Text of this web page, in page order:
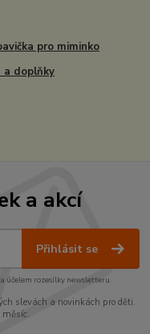
pro miminko
a doplňky
a akcí
Přihlásit se
účelem rozesílky newsletteru.
slevách a novinkách pro děti.